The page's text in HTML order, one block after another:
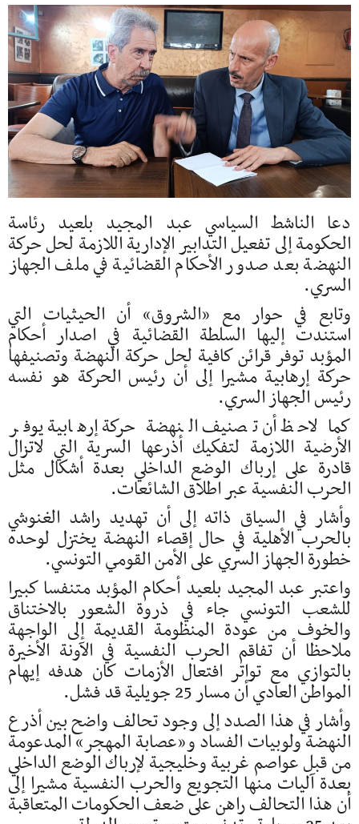
دعا الناشط السياسي عبد المجيد بلعيد رئاسة
الحكومة إلى تفعيل التدابير الإدارية اللازمة لحل حركة
النهضة بعد صدور الأحكام القضائية في ملف الجهاز
السري.
وتابع في حوار مع «الشروق» أن الحيثيات التي
استندت إليها السلطة القضائية في اصدار أحكام
المؤبد توفر قرائن كافية لحل حركة النهضة وتصنيفها
حركة إرهابية مشيرا إلى أن رئيس الحركة هو نفسه
رئيس الجهاز السري.
كما لاحظ أن تصنيف النهضة حركة إرهابية يوفر
الأرضية اللازمة لتفكيك أذرعها السرية التي لاتزال
قادرة على إرباك الوضع الداخلي بعدة أشكال مثل
الحرب النفسية عبر اطلاق الشائعات.
وأشار في السياق ذاته إلى أن تهديد راشد الغنوشي
بالحرب الأهلية في حال إقصاء النهضة يختزل لوحده
خطورة الجهاز السري على الأمن القومي التونسي.
واعتبر عبد المجيد بلعيد أحكام المؤبد متنفسا كبيرا
للشعب التونسي جاء في ذروة الشعور بالاختناق
والخوف من عودة المنظومة القديمة إلى الواجهة
ملاحظا أن تفاقم الحرب النفسية في الآونة الأخيرة
بالتوازي مع تواتر افتعال الأزمات كان هدفه إيهام
المواطن العادي أن مسار 25 جويلية قد فشل.
وأشار في هذا الصدد إلى وجود تحالف واضح بين أذرع
النهضة ولوبيات الفساد و«عصابة المهجر» المدعومة
من قبل عواصم غربية وخليجية لإرباك الوضع الداخلي
بعدة آليات منها التجويع والحرب النفسية مشيرا إلى
أن هذا التحالف راهن على ضعف الحكومات المتعاقبة